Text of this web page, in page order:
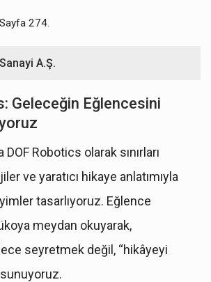
274.
A.Ş.
Geleceğin Eğlencesini
DOF Robotics olarak sınırları
ve yaratıcı hikaye anlatımıyla
tasarlıyoruz. Eğlence
meydan okuyarak,
seyretmek değil, “hikâyeyi
sunuyoruz.